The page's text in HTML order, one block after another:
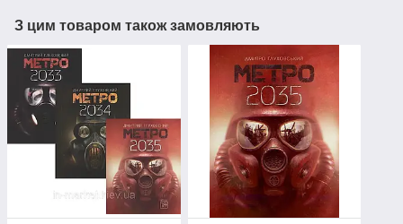
З цим товаром також замовляють